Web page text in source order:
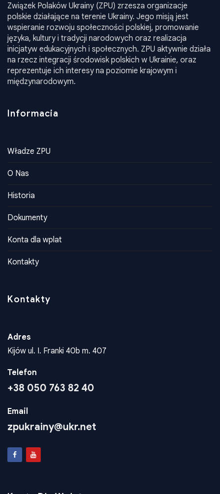
Związek Polaków Ukrainy (ZPU) zrzesza organizacje
polskie działające na terenie Ukrainy. Jego misją jest
wspieranie rozwoju społeczności polskiej, promowanie
języka, kultury i tradycji narodowych oraz realizacja
inicjatyw edukacyjnych i społecznych. ZPU aktywnie działa
na rzecz integracji środowisk polskich w Ukrainie, oraz
reprezentuje ich interesy na poziomie krajowym i
międzynarodowym.
Informacia
Władze ZPU
O Nas
Historia
Dokumenty
Konta dla wplat
Kontakty
Kontakty
Adres
Kijów ul. I. Franki 40b m. 407
Telefon
+38 050 763 82 40
Email
zpukrainy@ukr.net